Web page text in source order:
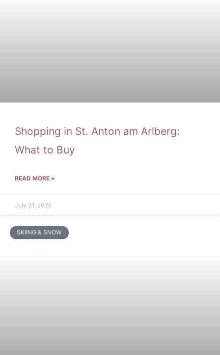
Shopping in St. Anton am Arlberg:
What to Buy
READ MORE »
July 31, 2026
SKIING & SNOW